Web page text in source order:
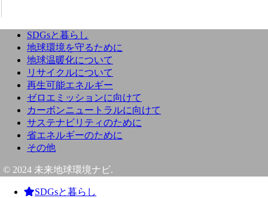
SDGsと暮らし
地球環境を守るために
地球温暖化について
リサイクルについて
再生可能エネルギー
ゼロエミッションに向けて
カーボンニュートラルに向けて
サステナビリティのために
省エネルギーのために
その他
© 2024 未来地球環境ナビ.
SDGsと暮らし